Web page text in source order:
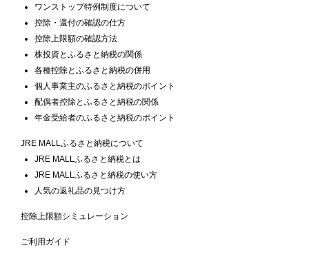
ワンストップ特例制度について
控除・還付の確認の仕方
控除上限額の確認方法
株投資とふるさと納税の関係
各種控除とふるさと納税の併用
個人事業主のふるさと納税のポイント
配偶者控除とふるさと納税の関係
年金受給者のふるさと納税のポイント
JRE MALLふるさと納税について
JRE MALLふるさと納税とは
JRE MALLふるさと納税の使い方
人気の返礼品の見つけ方
控除上限額シミュレーション
ご利用ガイド